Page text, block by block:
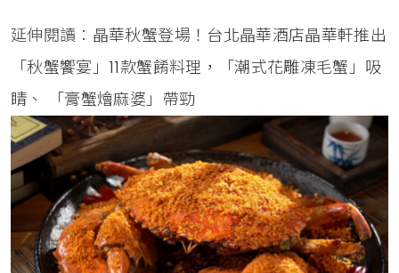
延伸閱讀： 晶華秋蟹登場！台北晶華酒店晶華軒推出
「秋蟹饗宴」11款蟹餚料理，「潮式花雕凍毛蟹」吸
睛、 「膏蟹燴麻婆」帶勁